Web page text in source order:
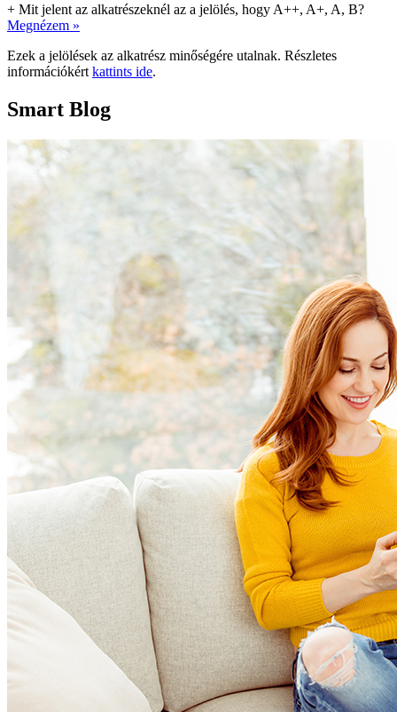
+ Mit jelent az alkatrészeknél az a jelölés, hogy A++, A+, A, B?
Megnézem »
Ezek a jelölések az alkatrész minőségére utalnak. Részletes
információkért kattints ide.
Smart Blog